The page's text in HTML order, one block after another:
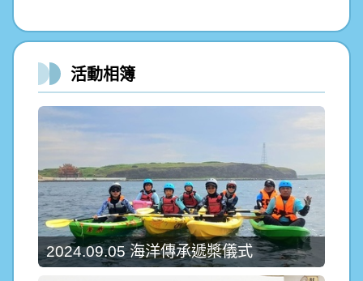
活動相簿
2024.09.05 海洋傳承遞槳儀式